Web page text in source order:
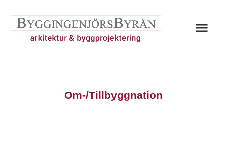
innehåll
Om-/Tillbyggnation